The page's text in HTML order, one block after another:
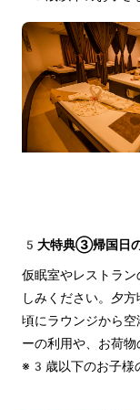
5大特典③帰国日
仮眠室やレストラ
しみください。夕
頃にラウンジから
ーの利用や、お荷物
※3歳以下のお子様